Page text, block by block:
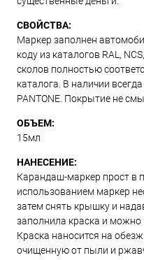
СВОЙСТВА:
Маркер заполнен
коду из каталогов RAL,
сколов полностью
каталога. В наличии
PANTONE. Покрытие не
ОБЪЕМ:
15мл
НАНЕСЕНИЕ:
Карандаш-маркер прост в
использованием маркер
затем снять крышку и
заполнила краска и
Краска наносится на
очищенную от пыли и